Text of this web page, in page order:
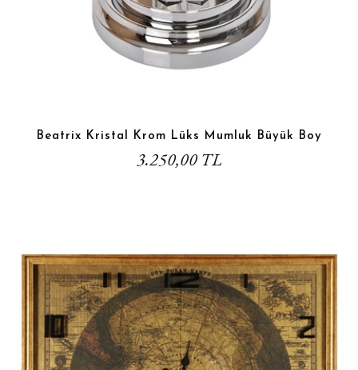
Beatrix Kristal Krom Lüks Mumluk Büyük Boy
3.250,00 TL